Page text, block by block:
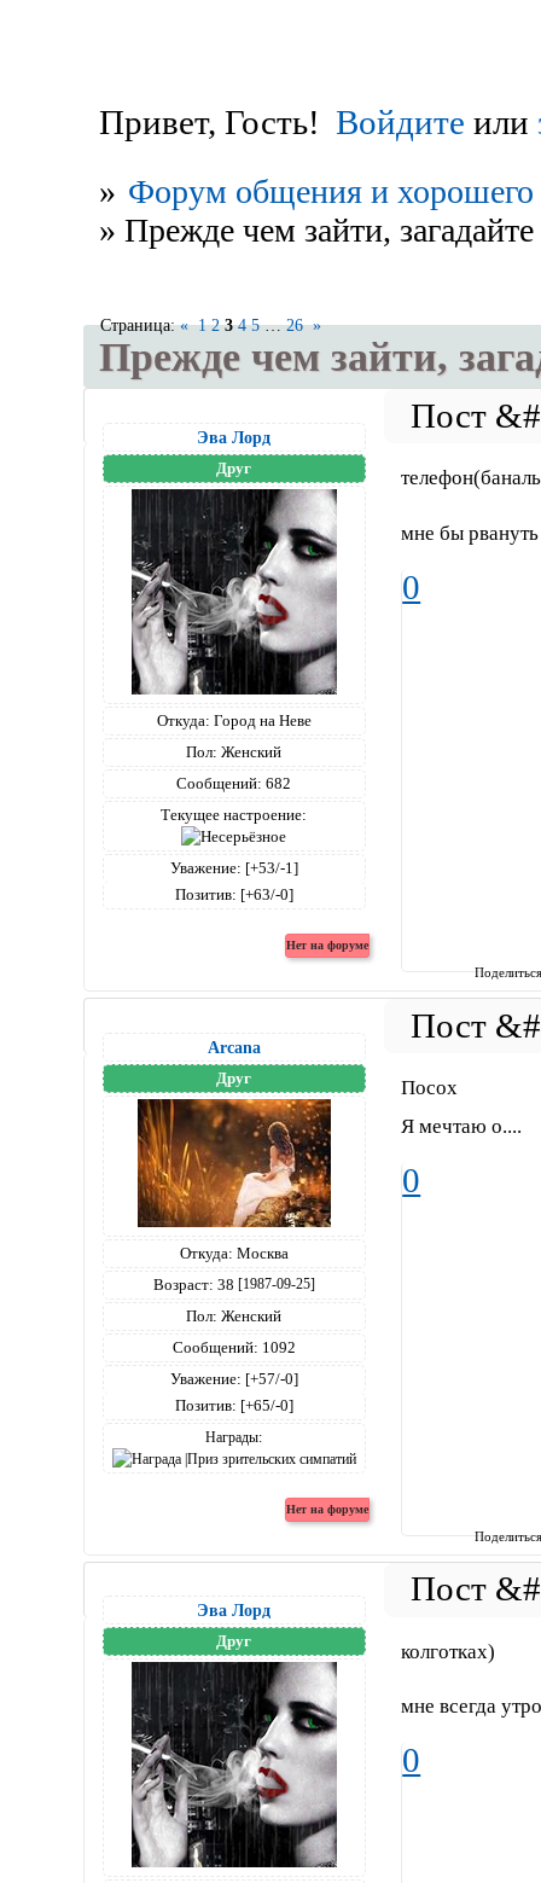
Привет, Гость! Войдите или
» Форум общения и хорошего
» Прежде чем зайти,
Прежде чем зайти,
Страница:« 1 2 3 4 5 … 26 »
Эва Лорд
Друг
Откуда: Город на Неве
Пол: Женский
Сообщений: 682
Текущее настроение:
Уважение: [+53/-1]
Позитив: [+63/-0]
мне бы
0
Arcana
Друг
Откуда: Москва
Возраст: 38 [1987-09-25]
Пол: Женский
Сообщений: 1092
Уважение: [+57/-0]
Позитив: [+65/-0]
Награды:
Посох
Я мечтаю о....
0
Эва Лорд
Друг колготках)
мне всегда
0